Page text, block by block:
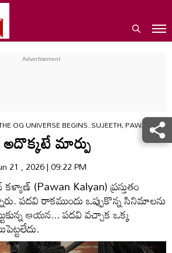
OG UNIVERSE BEGINS..SUJEETH, PAWAN
మార్పు
21 , 2026 | 09:22 PM
(Pawan Kalyan) ప్రస్తుతం
పదవి రాకముందు ఒప్పుకొన్న సినిమాలను
ఆయన... పదవి వచ్చాక ఒక్క